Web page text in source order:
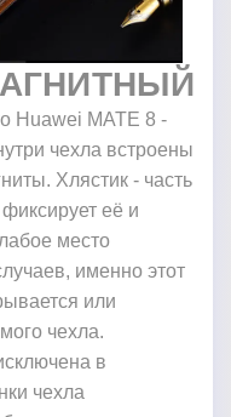
Huawei MATE 8 -
чехла встроены
Хлястик - часть
её и
место
именно этот
или
чехла.
в
чехла